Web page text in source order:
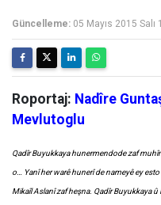
Güncelleme: 05 Mayıs 2015 Salı
Roportaj: Nadîre
Mevlutoglu
Qadîr Buyukkaya hunermendode zaf
o… Yanî her warê hunerî de nameyê ey
Mikaîl Aslanî zaf heşna. Qadîr Buyukkaya